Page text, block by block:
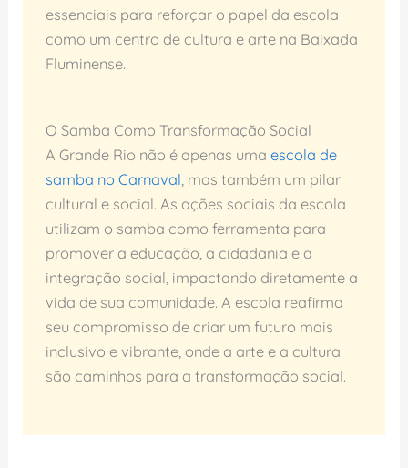
essenciais para reforçar o papel da escola
como um centro de cultura e arte na Baixada
Fluminense.
O Samba Como Transformação Social
A Grande Rio não é apenas uma escola de
samba no Carnaval , mas também um pilar
cultural e social. As ações sociais da escola
utilizam o samba como ferramenta para
promover a educação, a cidadania e a
integração social, impactando diretamente a
vida de sua comunidade. A escola reafirma
seu compromisso de criar um futuro mais
inclusivo e vibrante, onde a arte e a cultura
são caminhos para a transformação social.